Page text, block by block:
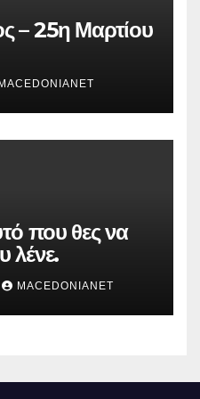
– 25η Μαρτίου
που θες να
λένε.
MACEDONIANET